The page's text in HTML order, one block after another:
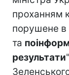
проханням
порушене в
та
результати